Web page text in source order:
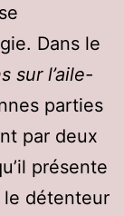
Dans le
sur l’aile-
parties
par deux
présente
le détenteur